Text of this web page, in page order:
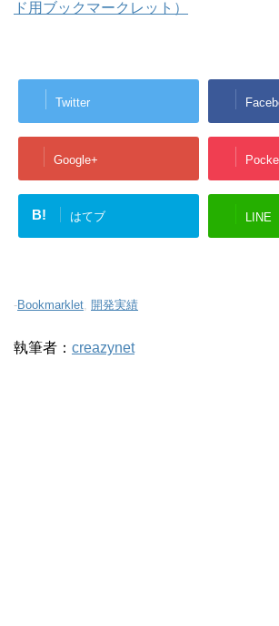
ド用ブックマークレット）
Twitter
Google+
B! はてブ LINE
-Bookmarklet, 開発実績
執筆者： creazynet